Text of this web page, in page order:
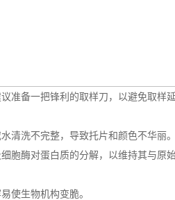
准备一把锋利的取样刀，以避免取样
清洗不完整，导致托片和颜色不华丽。
胞酶对蛋白质的分解，以维持其与原
使生物机构变脆。